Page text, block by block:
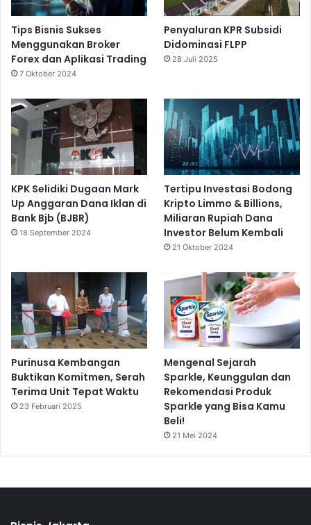
Tips Bisnis Sukses
Menggunakan Broker
Forex dan Aplikasi Trading
7 Oktober 2024
Penyaluran KPR Subsidi
Didominasi FLPP
28 Juli 2025
KPK Selidiki Dugaan Mark
Up Anggaran Dana Iklan di
Bank Bjb (BJBR)
18 September 2024
Tertipu Investasi Bodong
Kripto Limmo & Billions,
Miliaran Rupiah Dana
Investor Belum Kembali
21 Oktober 2024
Purinusa Kembangan
Buktikan Komitmen, Serah
Terima Unit Tepat Waktu
23 Februari 2025
Mengenal Sejarah
Sparkle, Keunggulan dan
Rekomendasi Produk
Sparkle yang Bisa Kamu
Beli!
21 Mei 2024